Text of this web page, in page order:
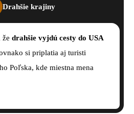
Drahšie krajiny
že drahšie vyjdú cesty do USA
si priplatia aj turisti
Poľska, kde miestna mena